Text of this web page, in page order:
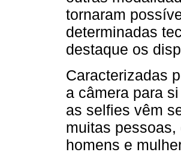
tornaram
determinadas
destaque os
Caracterizadas
a câmera para
as selfies vêm
muitas
homens e